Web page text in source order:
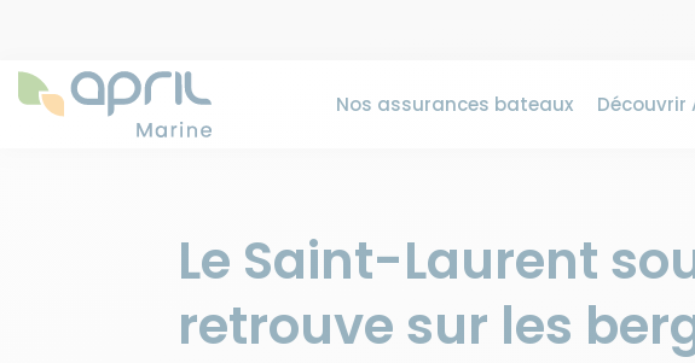
Nos assurances bateaux Découvrir
Le Saint-Laurent
retrouve sur les